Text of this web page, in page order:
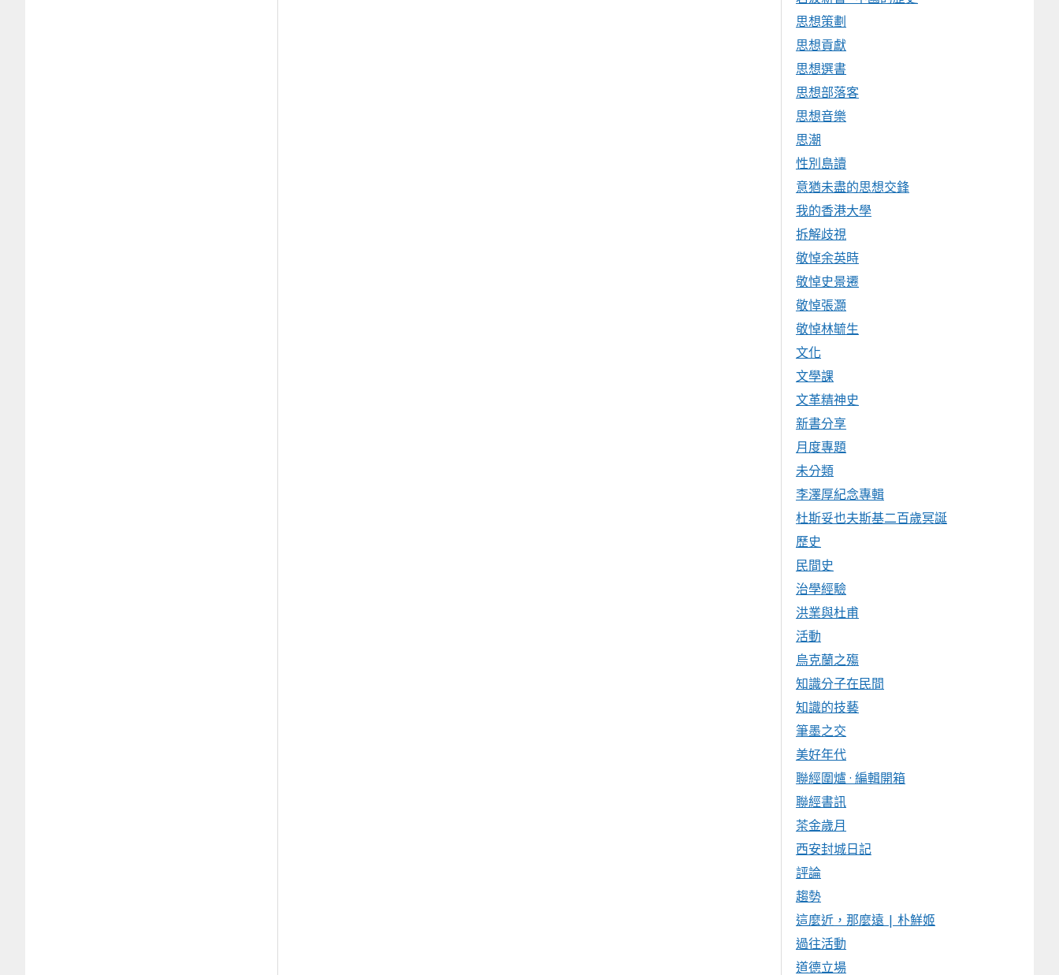
思想策劃
思想貢獻
思想選書
思想部落客
思想音樂
思潮
性別島讀
意猶未盡的思想交鋒
我的香港大學
拆解歧視
敬悼余英時
敬悼史景遷
敬悼張灝
敬悼林毓生
文化
文學課
文革精神史
新書分享
月度專題
未分類
李澤厚紀念專輯
杜斯妥也夫斯基二百歲冥誕
歷史
民間史
治學經驗
洪業與杜甫
活動
烏克蘭之殤
知識分子在民間
知識的技藝
筆墨之交
美好年代
聯經圍爐 · 編輯開箱
聯經書訊
茶金歲月
西安封城日記
評論
趨勢
這麼近，那麼遠 | 朴鮮姬
過往活動
道德立場